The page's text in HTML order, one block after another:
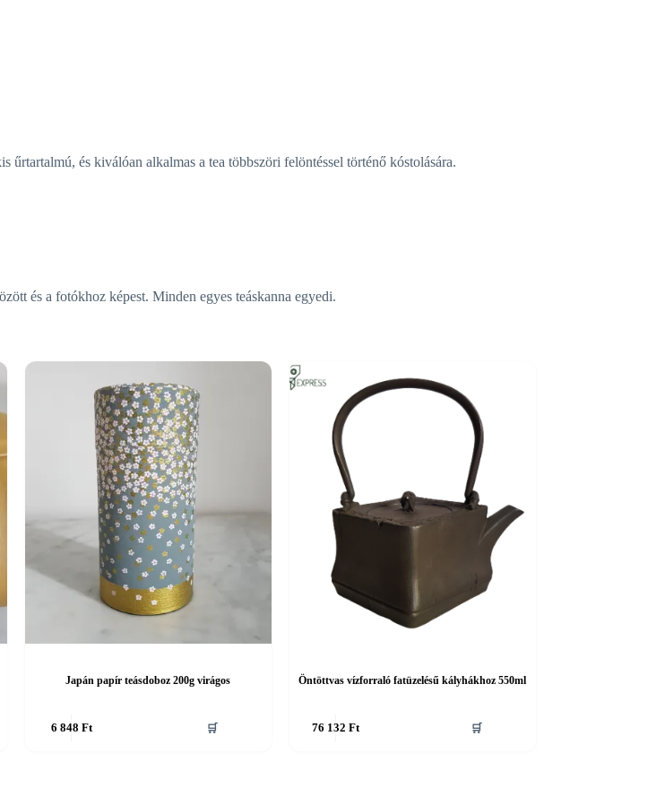
és kiválóan alkalmas a tea többszöri felöntéssel történő kóstolására.
és a fotókhoz képest. Minden egyes teáskanna egyedi.
Japán papír teásdoboz 200g virágos
6 848 Ft 🛒
Öntöttvas vízforraló fatüzelésű kályhákhoz 550ml
76 132 Ft 🛒